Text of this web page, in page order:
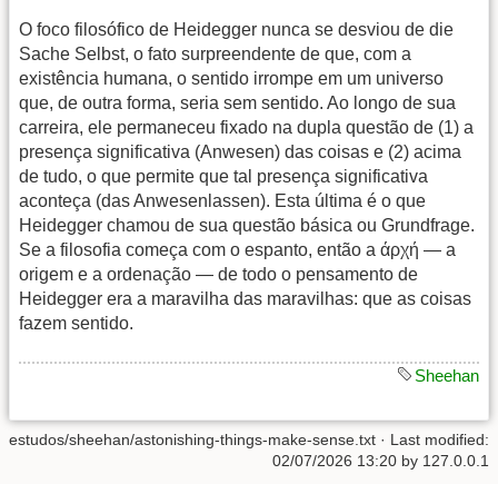
O foco filosófico de Heidegger nunca se desviou de die
Sache Selbst, o fato surpreendente de que, com a
existência humana, o sentido irrompe em um universo
que, de outra forma, seria sem sentido. Ao longo de sua
carreira, ele permaneceu fixado na dupla questão de (1) a
presença significativa (Anwesen) das coisas e (2) acima
de tudo, o que permite que tal presença significativa
aconteça (das Anwesenlassen). Esta última é o que
Heidegger chamou de sua questão básica ou Grundfrage.
Se a filosofia começa com o espanto, então a άρχή — a
origem e a ordenação — de todo o pensamento de
Heidegger era a maravilha das maravilhas: que as coisas
fazem sentido.
Sheehan
estudos/sheehan/astonishing-things-make-sense.txt · Last modified:
02/07/2026 13:20 by 127.0.0.1